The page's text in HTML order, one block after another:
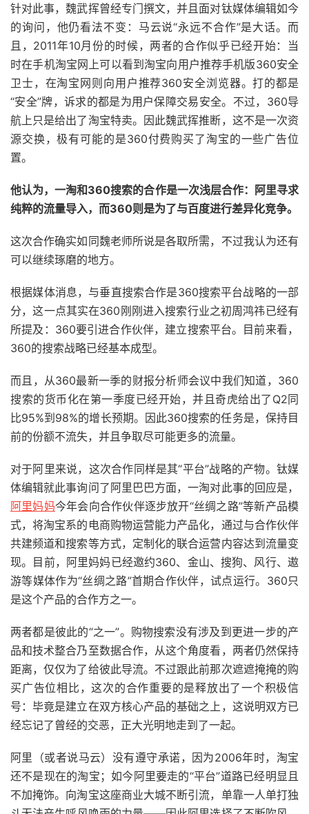
针对此事，魏武挥曾经专门撰文，并且面对钛媒体编辑如今
的询问，他仍看法不变：马云说“永远不合作”是大话。而
且，2011年10月份的时候，两者的合作似乎已经开始：当
时在手机淘宝网上可以看到淘宝向用户推荐手机版360安全
卫士，在淘宝网则向用户推荐360安全浏览器。打的都是
“安全”牌，诉求的都是为用户保障交易安全。不过，360导
航上只是给出了淘宝特卖。因此魏武挥推断，这不是一次资
源交换，极有可能的是360付费购买了淘宝的一些广告位
置。
他认为，一淘和360搜索的合作是一次浅层合作：阿里寻求
纯粹的流量导入，而360则是为了与百度进行差异化竞争。
这次合作确实如同魏老师所说是各取所需，不过我认为还有
可以继续琢磨的地方。
根据媒体消息，与垂直搜索合作是360搜索平台战略的一部
分，这一点其实在360刚刚进入搜索行业之初周鸿祎已经有
所提及：360要引进合作伙伴，建立搜索平台。目前来看，
360的搜索战略已经基本成型。
而且，从360最新一季的财报分析师会议中我们知道，360
搜索的货币化在第一季度已经开始，并且奇虎给出了Q2同
比95%到98%的增长预期。因此360搜索的任务是，保持目
前的份额不流失，并且争取尽可能更多的流量。
对于阿里来说，这次合作同样是其“平台”战略的产物。钛媒
体编辑就此事询问了阿里巴巴方面，一淘对此事的回应是，
阿里妈妈今年会向合作伙伴逐步放开“丝绸之路”等新产品模
式，将淘宝系的电商购物运营能力产品化，通过与合作伙伴
共建频道和搜索等方式，定制化的联合运营内容达到流量变
现。目前，阿里妈妈已经邀约360、金山、搜狗、风行、遨
游等媒体作为“丝绸之路”首期合作伙伴，试点运行。360只
是这个产品的合作方之一。
两者都是彼此的“之一”。购物搜索没有涉及到更进一步的产
品和技术整合乃至数据合作，从这个角度看，两者仍然保持
距离，仅仅为了给彼此导流。不过跟此前那次遮遮掩掩的购
买广告位相比，这次的合作重要的是释放出了一个积极信
号：毕竟是建立在双方核心产品的基础之上，这说明双方已
经忘记了曾经的交恶，正大光明地走到了一起。
阿里（或者说马云）没有遵守承诺，因为2006年时，淘宝
还不是现在的淘宝；如今阿里要走的“平台”道路已经明显且
不加掩饰。向淘宝这座商业大城不断引流，单靠一人单打独